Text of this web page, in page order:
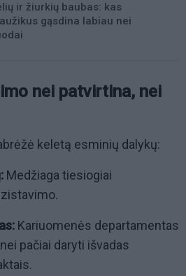
ir žiurkių baubas: kas
gąsdina labiau nei
nei patvirtina, nei
keletą esminių dalykų:
Medžiaga tiesiogiai
Kariuomenės departamentas
pačiai daryti išvadas